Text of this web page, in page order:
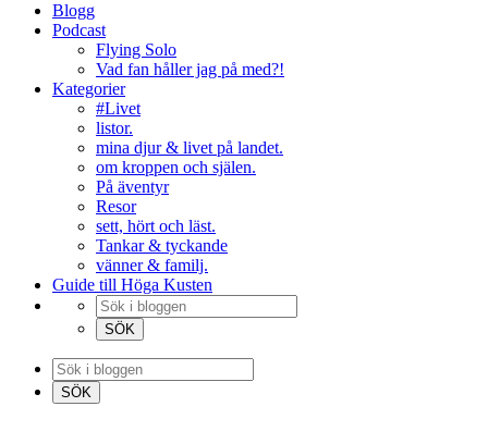
Blogg
Podcast
Flying Solo
Vad fan håller jag på med?!
Kategorier
#Livet
listor.
mina djur & livet på landet.
om kroppen och själen.
På äventyr
Resor
sett, hört och läst.
Tankar & tyckande
vänner & familj.
Guide till Höga Kusten